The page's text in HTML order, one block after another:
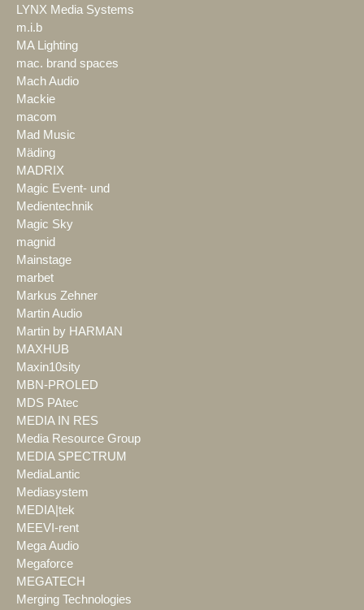
LYNX Media Systems
m.i.b
MA Lighting
mac. brand spaces
Mach Audio
Mackie
macom
Mad Music
Mäding
MADRIX
Magic Event- und
Medientechnik
Magic Sky
magnid
Mainstage
marbet
Markus Zehner
Martin Audio
Martin by HARMAN
MAXHUB
Maxin10sity
MBN-PROLED
MDS PAtec
MEDIA IN RES
Media Resource Group
MEDIA SPECTRUM
MediaLantic
Mediasystem
MEDIA|tek
MEEVI-rent
Mega Audio
Megaforce
MEGATECH
Merging Technologies